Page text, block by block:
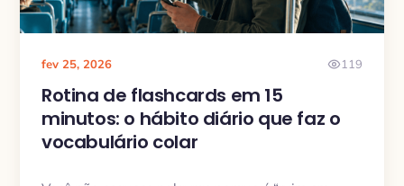
fev 25, 2026 119
Rotina de flashcards em 15
minutos: o hábito diário que faz o
vocabulário colar